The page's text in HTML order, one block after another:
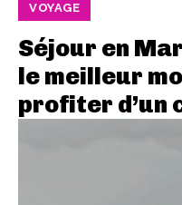
VOYAGE
Séjour en
le meilleur
profiter d’un